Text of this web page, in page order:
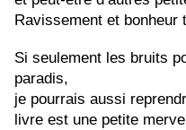
Ravissement et bonheur
Si seulement les bruits
paradis,
je pourrais aussi
livre est une petite